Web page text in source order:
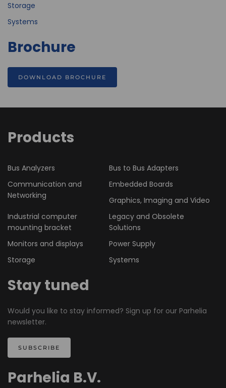
Storage
Systems
Brochure
DOWNLOAD BROCHURE
Products
Bus Analyzers
Bus to Bus Adapters
Communication and
Networking
Embedded Boards
Graphics, Imaging and Video
Industrial computer
mounting bracket
Legacy and Obsolete
Solutions
Monitors and displays
Power Supply
Storage
Systems
Stay tuned
Would you like to stay informed? Sign up for our Parhelia
newsletter.
SUBSCRIBE
Parhelia B.V.